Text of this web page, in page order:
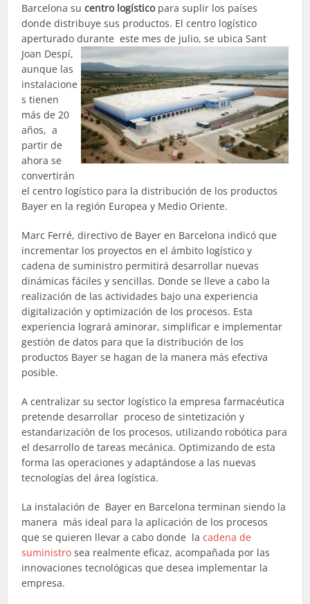
Barcelona sucentro logísticopara suplir los países
donde distribuye sus productos. El centro logístico
aperturado durante este mes de julio, se ubica Sant
Joan Despí,
aunque las
instalacione
s tienen
más de 20
años, a
partir de
ahora se
convertirán
el centro logístico para la distribución de los productos
Bayer en la región Europea y Medio Oriente.
Marc Ferré, directivo de Bayer en Barcelona indicó que
incrementar los proyectos en el ámbito logístico y
cadena de suministro permitirá desarrollar nuevas
dinámicas fáciles y sencillas. Donde se lleve a cabo la
realización de las actividades bajo una experiencia
digitalización y optimización de los procesos. Esta
experiencia logrará aminorar, simplificar e implementar
gestión de datos para que la distribución de los
productos Bayer se hagan de la manera más efectiva
posible.
A centralizar su sector logístico la empresa farmacéutica
pretende desarrollar proceso de sintetización y
estandarización de los procesos, utilizando robótica para
el desarrollo de tareas mecánica. Optimizando de esta
forma las operaciones y adaptándose a las nuevas
tecnologías del área logística.
La instalación de Bayer en Barcelona terminan siendo la
manera más ideal para la aplicación de los procesos
que se quieren llevar a cabo donde la cadena de
suministro sea realmente eficaz, acompañada por las
innovaciones tecnológicas que desea implementar la
empresa.